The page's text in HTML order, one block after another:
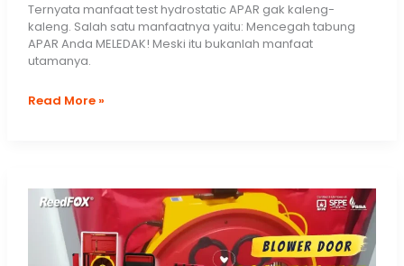
Ternyata manfaat test hydrostatic APAR gak kaleng-
kaleng. Salah satu manfaatnya yaitu: Mencegah tabung
APAR Anda MELEDAK! Meski itu bukanlah manfaat
utamanya.
7
yang
Jarang
Orang
Ketahui.
Read More »